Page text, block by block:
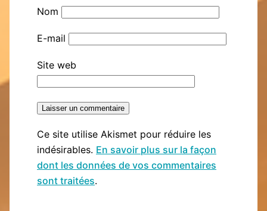
Nom
E-mail
Site web
Ce site utilise Akismet pour réduire les
indésirables. En savoir plus sur la façon
dont les données de vos commentaires
sont traitées.